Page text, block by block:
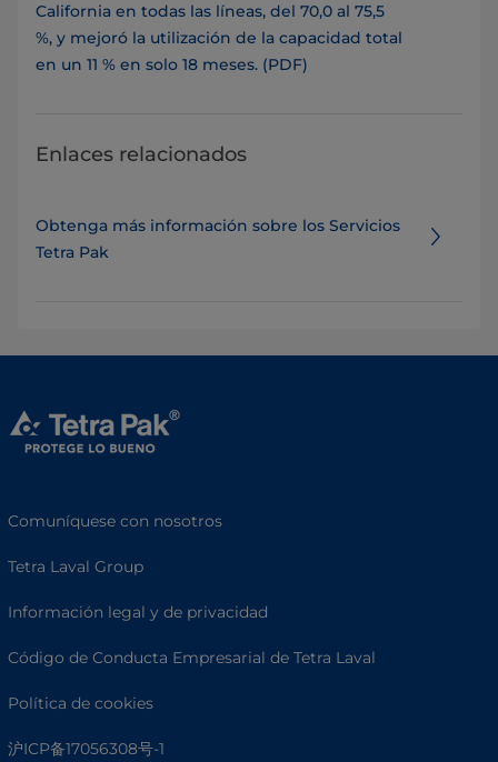
California en todas las líneas, del 70,0 al 75,5
%, y mejoró la utilización de la capacidad total
en un 11 % en solo 18 meses. (PDF)
Enlaces relacionados
Obtenga más información sobre los Servicios
Tetra Pak
Comuníquese con nosotros
Tetra Laval Group
Información legal y de privacidad
Código de Conducta Empresarial de Tetra Laval
Política de cookies
沪ICP备17056308号-1